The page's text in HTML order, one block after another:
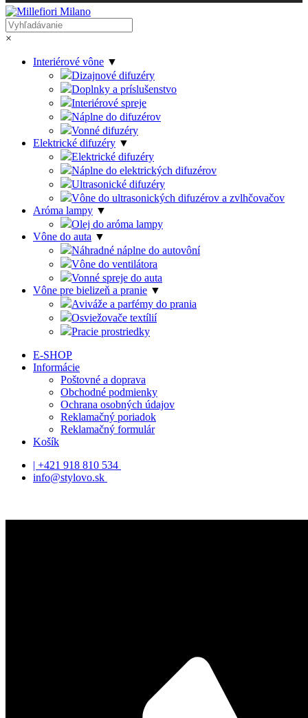
×
Interiérové vône ▼
Dizajnové difuzéry
Doplnky a príslušenstvo
Interiérové spreje
Náplne do difuzérov
Vonné difuzéry
Elektrické difuzéry ▼
Elektrické difuzéry
Náplne do elektrických difuzérov
Ultrasonické difuzéry
Vône do ultrasonických difuzérov a zvlhčovačov
Aróma lampy ▼
Olej do aróma lampy
Vône do auta ▼
Náhradné náplne do autovôní
Vône do ventilátora
Vonné spreje do auta
Vône pre bielizeň a pranie ▼
Aviváže a parfémy do prania
Osviežovače textílií
Pracie prostriedky
E-SHOP
Informácie
Poštovné a doprava
Obchodné podmienky
Ochrana osobných údajov
Reklamačný poriadok
Reklamačný formulár
Košík
| +421 918 810 534
info@stylovo.sk